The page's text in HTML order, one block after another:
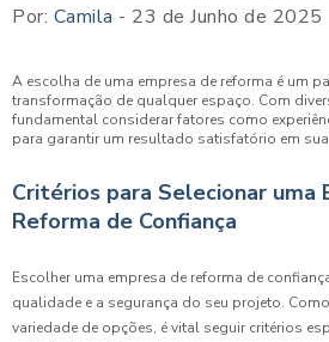
Por: Camila - 23 de Junho de 2025
A escolha de uma empresa de reforma é um
transformação de qualquer espaço. Com
fundamental considerar fatores como
para garantir um resultado satisfatório em
Critérios para Selecionar uma
Reforma de Confiança
Escolher uma empresa de reforma de
qualidade e a segurança do seu projeto.
variedade de opções, é vital seguir critérios